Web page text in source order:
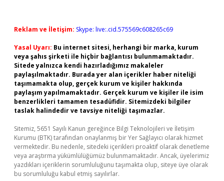
Reklam ve İletişim: Skype: live:.cid.575569c608265c69
Yasal Uyarı: Bu internet sitesi, herhangi bir marka, kurum
veya şahıs şirketi ile hiçbir bağlantısı bulunmamaktadır.
Sitede yalnızca kendi hazırladığımız makaleler
paylaşılmaktadır. Burada yer alan içerikler haber niteliği
taşımamakta olup, gerçek kurum ve kişiler hakkında
paylaşım yapılmamaktadır. Gerçek kurum ve kişiler ile isim
benzerlikleri tamamen tesadüfidir. Sitemizdeki bilgiler
taslak halindedir ve tavsiye niteliği taşımazlar.
Sitemiz, 5651 Sayılı Kanun gereğince Bilgi Teknolojileri ve İletişim
Kurumu (BTK) tarafından onaylanmış bir Yer Sağlayıcı olarak hizmet
vermektedir. Bu nedenle, sitedeki içerikleri proaktif olarak denetleme
veya araştırma yükümlülüğümüz bulunmamaktadır. Ancak, üyelerimiz
yazdıkları içeriklerin sorumluluğunu taşımakta olup, siteye üye olarak
bu sorumluluğu kabul etmiş sayılırlar.